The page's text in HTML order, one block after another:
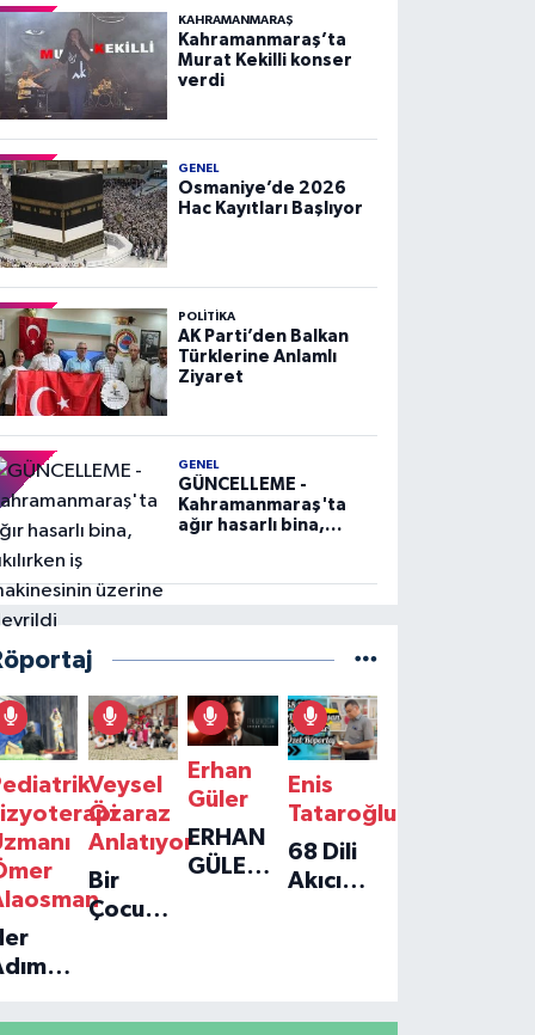
KAHRAMANMARAŞ
Kahramanmaraş’ta
Murat Kekilli konser
verdi
GENEL
Osmaniye’de 2026
Hac Kayıtları Başlıyor
POLITIKA
AK Parti’den Balkan
Türklerine Anlamlı
Ziyaret
GENEL
GÜNCELLEME -
Kahramanmaraş'ta
ağır hasarlı bina,
devrildi
Veysel
Özaraz
Anlatıyor
Bir
Çocuğun
Yolculuğu
Erhan
Güler
ERHAN
GÜLER'IN
Enis
Tataroğlu
68 Dili
Akıcı